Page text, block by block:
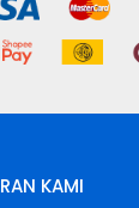
KAMI